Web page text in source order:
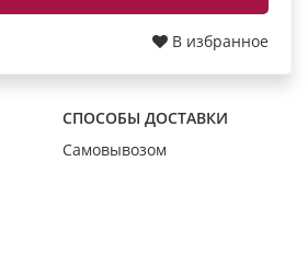
В избранное
СПОСОБЫ ДОСТАВКИ
Самовывозом